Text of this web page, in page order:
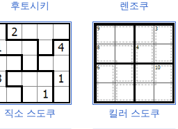
후토시키 렌조쿠
직소 스도쿠 킬러 스도쿠